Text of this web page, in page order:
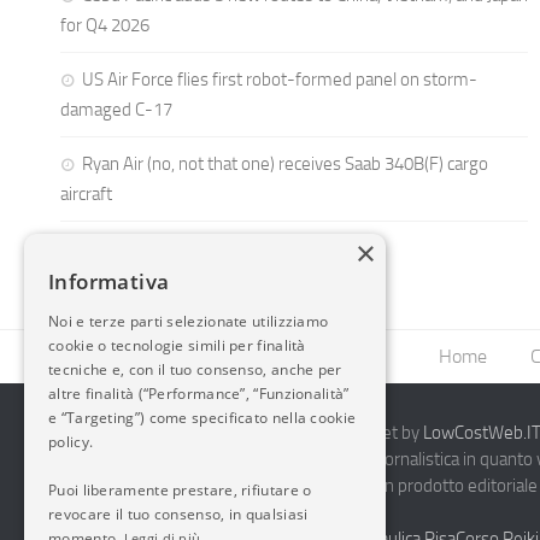
for Q4 2026
US Air Force flies first robot-formed panel on storm-
damaged C-17
Ryan Air (no, not that one) receives Saab 340B(F) cargo
aircraft
Home
2014-2026 AvioBlog - Creazione Siti Internet by
Questo blog non rappresenta una testata giornalistica in
periodicità. Non può pertanto considerarsi un prodotto
7.03.2001.Disclaimer Completo
×
Informativa
Noi e terze parti selezionate utilizziamo
cookie o tecnologie simili per finalità
tecniche e, con il tuo consenso, anche per
altre finalità (“Performance”, “Funzionalità”
e “Targeting”) come specificato nella cookie
policy.
Puoi liberamente prestare, rifiutare o
revocare il tuo consenso, in qualsiasi